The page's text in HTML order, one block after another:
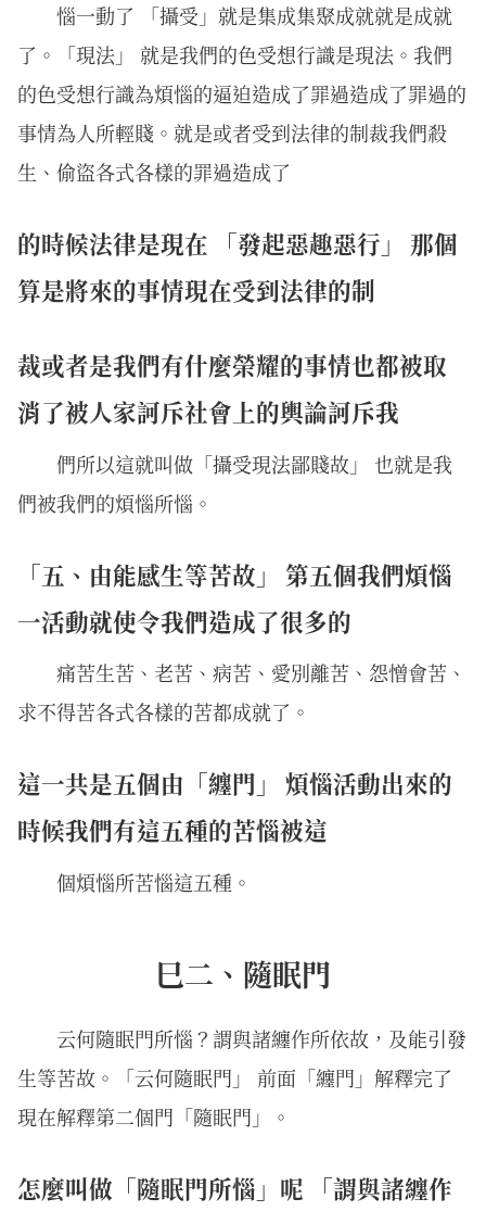
惱一動了 「攝受」就是集成集聚成就就是成就
了。「現法」 就是我們的色受想行識是現法。我們
的色受想行識為煩惱的逼迫造成了罪過造成了罪過的
事情為人所輕賤。就是或者受到法律的制裁我們殺
生、偷盜各式各樣的罪過造成了
的時候法律是現在 「發起惡趣惡行」 那個
算是將來的事情現在受到法律的制
裁或者是我們有什麼榮耀的事情也都被取
消了被人家訶斥社會上的輿論訶斥我
們所以這就叫做「攝受現法鄙賤故」 也就是我
們被我們的煩惱所惱。
「五、由能感生等苦故」 第五個我們煩惱
一活動就使令我們造成了很多的
痛苦生苦、老苦、病苦、愛別離苦、怨憎會苦、
求不得苦各式各樣的苦都成就了。
這一共是五個由「纏門」 煩惱活動出來的
時候我們有這五種的苦惱被這
個煩惱所苦惱這五種。
巳二、隨眠門
云何隨眠門所惱？謂與諸纏作所依故，及能引發
生等苦故。「云何隨眠門」 前面「纏門」解釋完了
現在解釋第二個門「隨眠門」。
怎麼叫做「隨眠門所惱」呢 「謂與諸纏作